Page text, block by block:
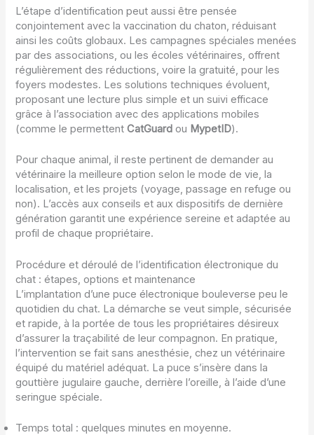
L’étape d’identification peut aussi être pensée
conjointement avec la vaccination du chaton, réduisant
ainsi les coûts globaux. Les campagnes spéciales menées
par des associations, ou les écoles vétérinaires, offrent
régulièrement des réductions, voire la gratuité, pour les
foyers modestes. Les solutions techniques évoluent,
proposant une lecture plus simple et un suivi efficace
grâce à l’association avec des applications mobiles
(comme le permettentCatGuard ou MypetID).
Pour chaque animal, il reste pertinent de demander au
vétérinaire la meilleure option selon le mode de vie, la
localisation, et les projets (voyage, passage en refuge ou
non). L’accès aux conseils et aux dispositifs de dernière
génération garantit une expérience sereine et adaptée au
profil de chaque propriétaire.
Procédure et déroulé de l’identification électronique du
chat : étapes, options et maintenance
L’implantation d’une puce électronique bouleverse peu le
quotidien du chat. La démarche se veut simple, sécurisée
et rapide, à la portée de tous les propriétaires désireux
d’assurer la traçabilité de leur compagnon. En pratique,
l’intervention se fait sans anesthésie, chez un vétérinaire
équipé du matériel adéquat. La puce s’insère dans la
gouttière jugulaire gauche, derrière l’oreille, à l’aide d’une
seringue spéciale.
Temps total : quelques minutes en moyenne.